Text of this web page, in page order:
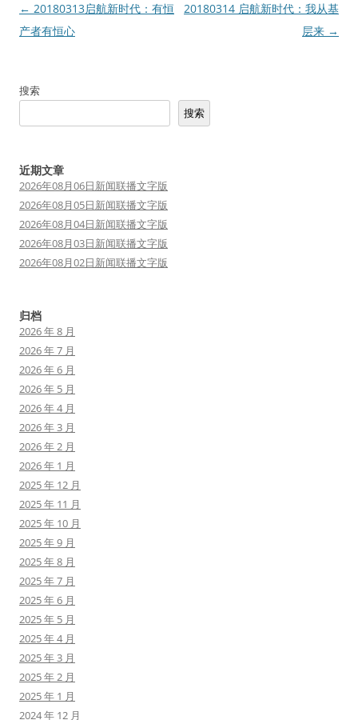
文
章
← 20180313启航新时代：有恒
产者有恒心
20180314 启航新时代：我从基
层来 →
搜索
搜索
近期文章
2026年08月06日新闻联播文字版
2026年08月05日新闻联播文字版
2026年08月04日新闻联播文字版
2026年08月03日新闻联播文字版
2026年08月02日新闻联播文字版
归档
2026 年 8 月
2026 年 7 月
2026 年 6 月
2026 年 5 月
2026 年 4 月
2026 年 3 月
2026 年 2 月
2026 年 1 月
2025 年 12 月
2025 年 11 月
2025 年 10 月
2025 年 9 月
2025 年 8 月
2025 年 7 月
2025 年 6 月
2025 年 5 月
2025 年 4 月
2025 年 3 月
2025 年 2 月
2025 年 1 月
2024 年 12 月